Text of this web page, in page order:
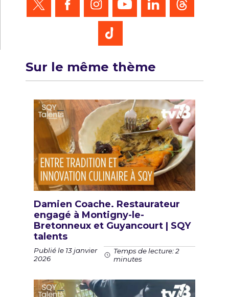
Sur le même thème
Damien Coache. Restaurateur
engagé à Montigny-le-
Bretonneux et Guyancourt | SQY
talents
Publié le 13 janvier
2026
Temps de lecture: 2
minutes